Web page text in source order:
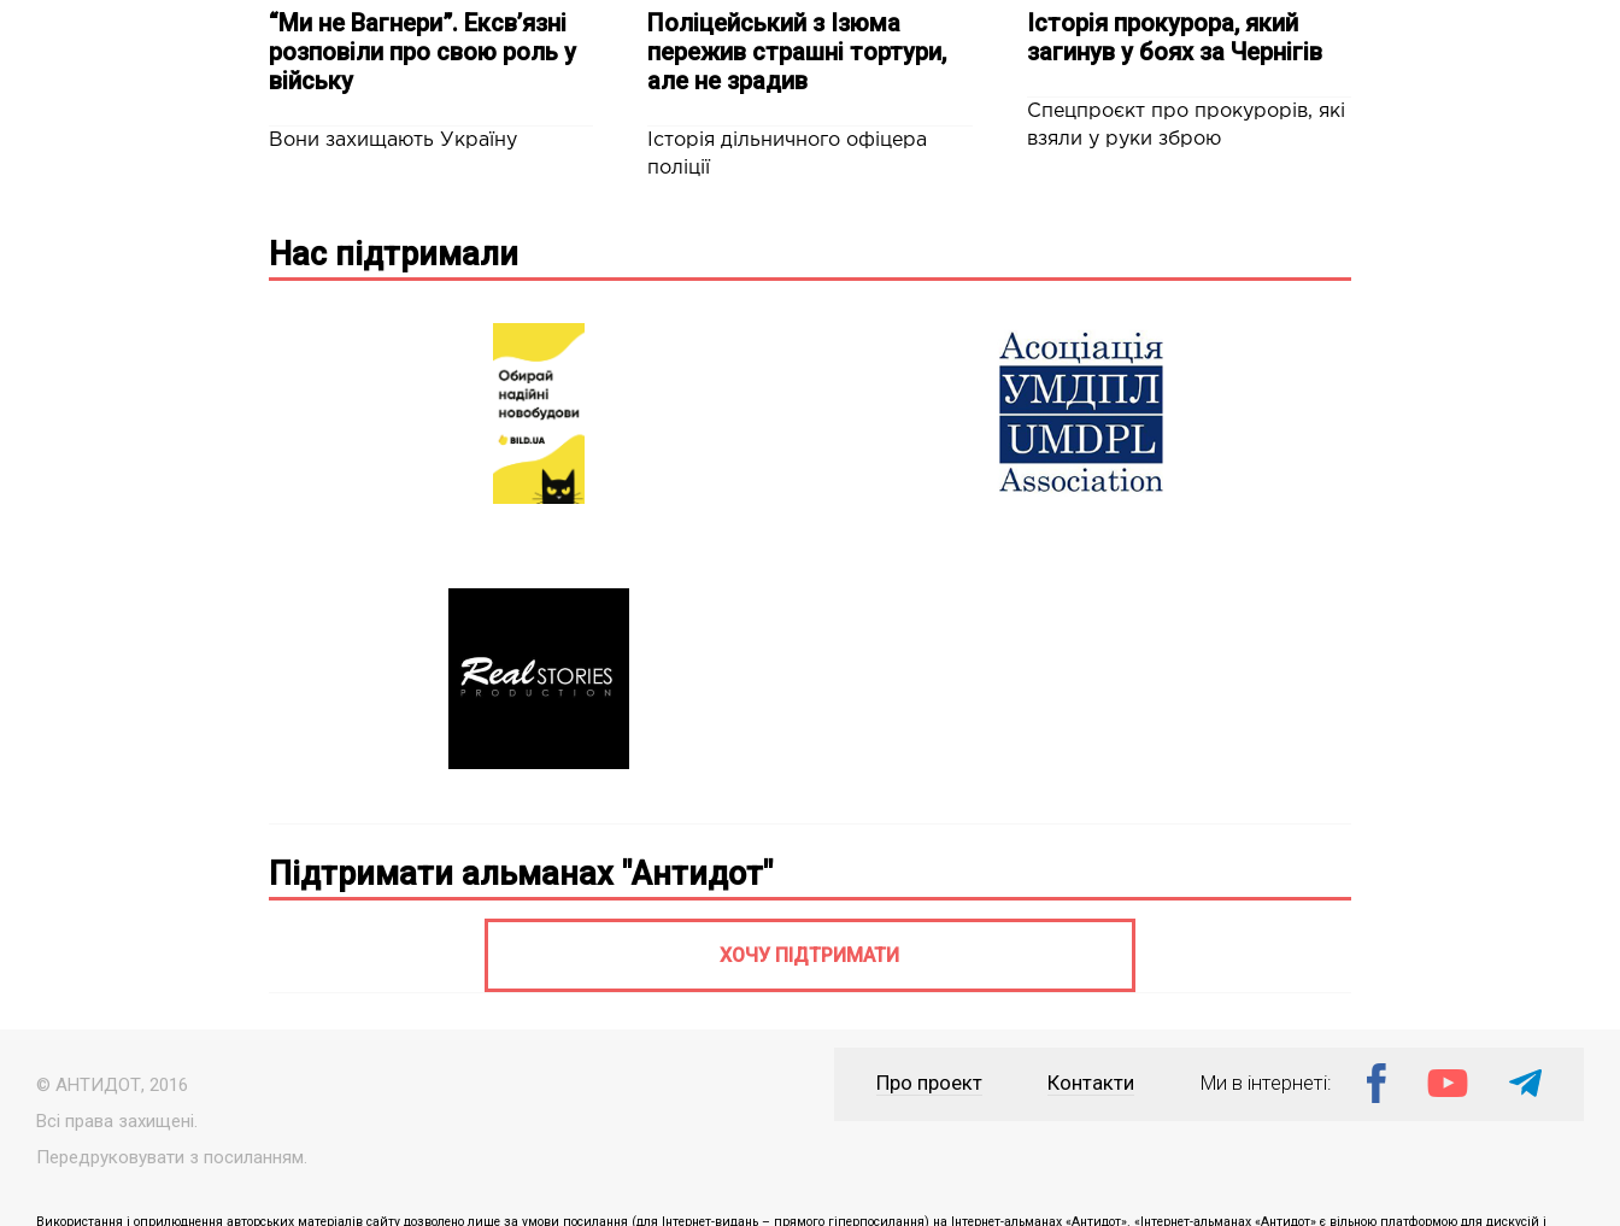
“Ми не Вагнери”. Ексв’язні
розповіли про свою роль у
війську
Вони захищають Україну
Поліцейський з Ізюма
пережив страшні тортури,
але не зрадив
Історія дільничного офіцера
поліції
Історія прокурора, який
загинув у боях за Чернігів
Спецпроєкт про прокурорів, які
взяли у руки зброю
Нас підтримали
Підтримати альманах "Антидот"
ХОЧУ ПІДТРИМАТИ
© АНТИДОТ, 2016
Всі права захищені.
Передруковувати з посиланням.
Про проект Контакти Ми в інтернеті:
Використання і оприлюднення авторських матеріалів сайту дозволено лише за умови посилання (для Інтернет-видань – прямого гіперпосилання) на Інтернет-альманах «Антидот». «Інтернет-альманах «Антидот» є вільною платформою для дискусій і